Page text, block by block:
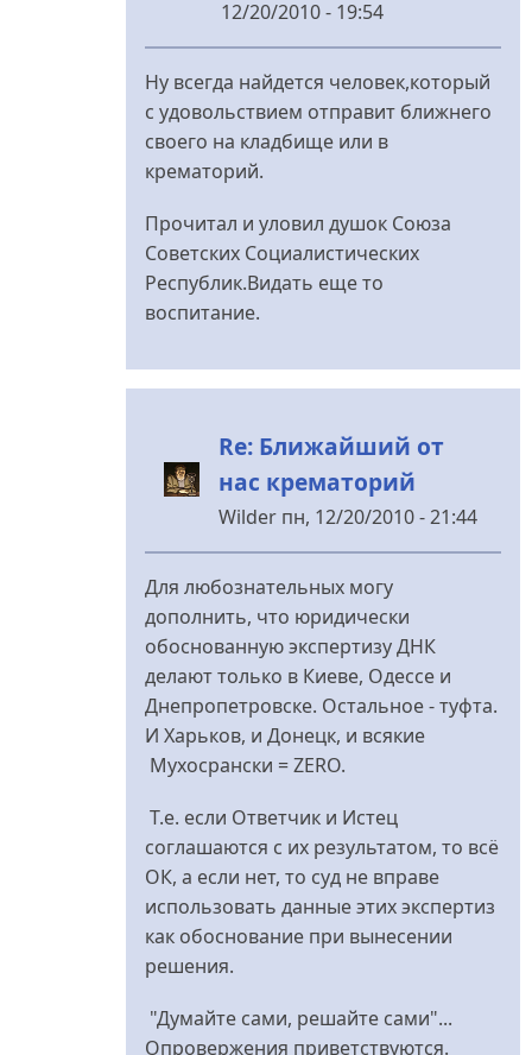
12/20/2010 - 19:54
У
відповідь
до
Ближайший
нас
крематорий
від
nydles
Ну всегда найдется человек,который
с удовольствием отправит ближнего
своего на кладбище или в
крематорий.
Прочитал и уловил душок Союза
Советских Социалистических
Республик.Видать еще то
воспитание.
Re: Ближайший от
нас крематорий
Wilderпн, 12/20/2010 - 21:44
У
відповідь
Ближайший
крематорий
від
Для любознательных могу
дополнить, что юридически
обоснованную экспертизу ДНК
делают только в Киеве, Одессе и
Днепропетровске. Остальное - туфта.
И Харьков, и Донецк, и всякие
Мухосрански = ZERO.
Т.е. если Ответчик и Истец
соглашаются с их результатом, то всё
ОК, а если нет, то суд не вправе
использовать данные этих экспертиз
как обоснование при вынесении
решения.
"Думайте сами, решайте сами"...
Опровержения приветствуются.